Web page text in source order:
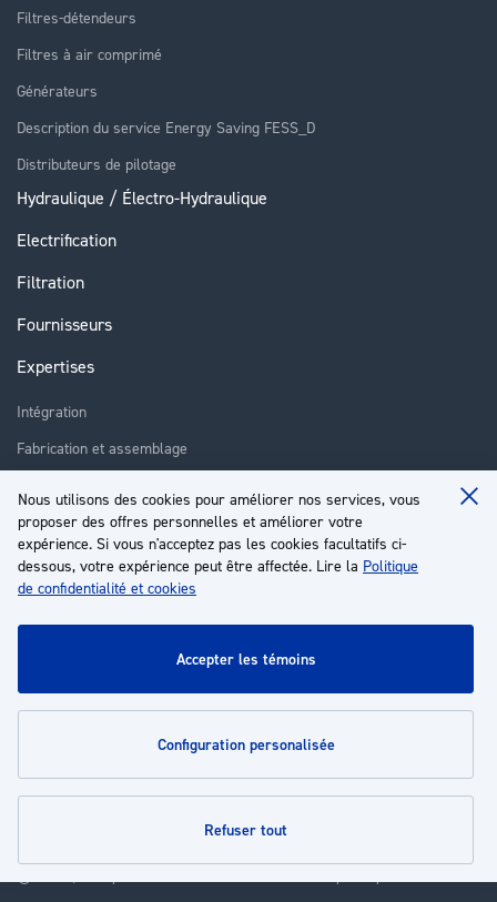
Nous utilisons des cookies pour améliorer nos services, vous
proposer des offres personnelles et améliorer votre
expérience. Si vous n'acceptez pas les cookies facultatifs ci-
dessous, votre expérience peut être affectée. Lire la Politique
de confidentialité et cookies
accepter les témoins
configuration personalisée
refuser tout
Filtres-détendeurs
Filtres à air comprimé
Générateurs
Description du service Energy Saving FESS_D
Distributeurs de pilotage
Hydraulique / Électro-Hydraulique
Electrification
Filtration
Fournisseurs
Expertises
Intégration
Fabrication et assemblage
Réparation
Formation
À propos
Service client